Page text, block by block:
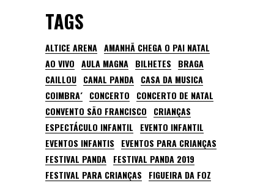
TAGS
ALTICE ARENA AMANHÃ CHEGA O PAI NATAL
AO VIVO AULA MAGNA BILHETES
BRAGA
CAILLOU CANAL PANDA CASA DA MUSICA
COIMBRA´ CONCERTO
CONCERTO DE NATAL
CONVENTO SÃO FRANCISCO
CRIANÇAS
ESPECTÁCULO INFANTIL
EVENTO INFANTIL
EVENTOS INFANTIS
EVENTOS PARA CRIANÇAS
FESTIVAL PANDA FESTIVAL PANDA 2019
FESTIVAL PARA CRIANÇAS
FIGUEIRA DA FOZ